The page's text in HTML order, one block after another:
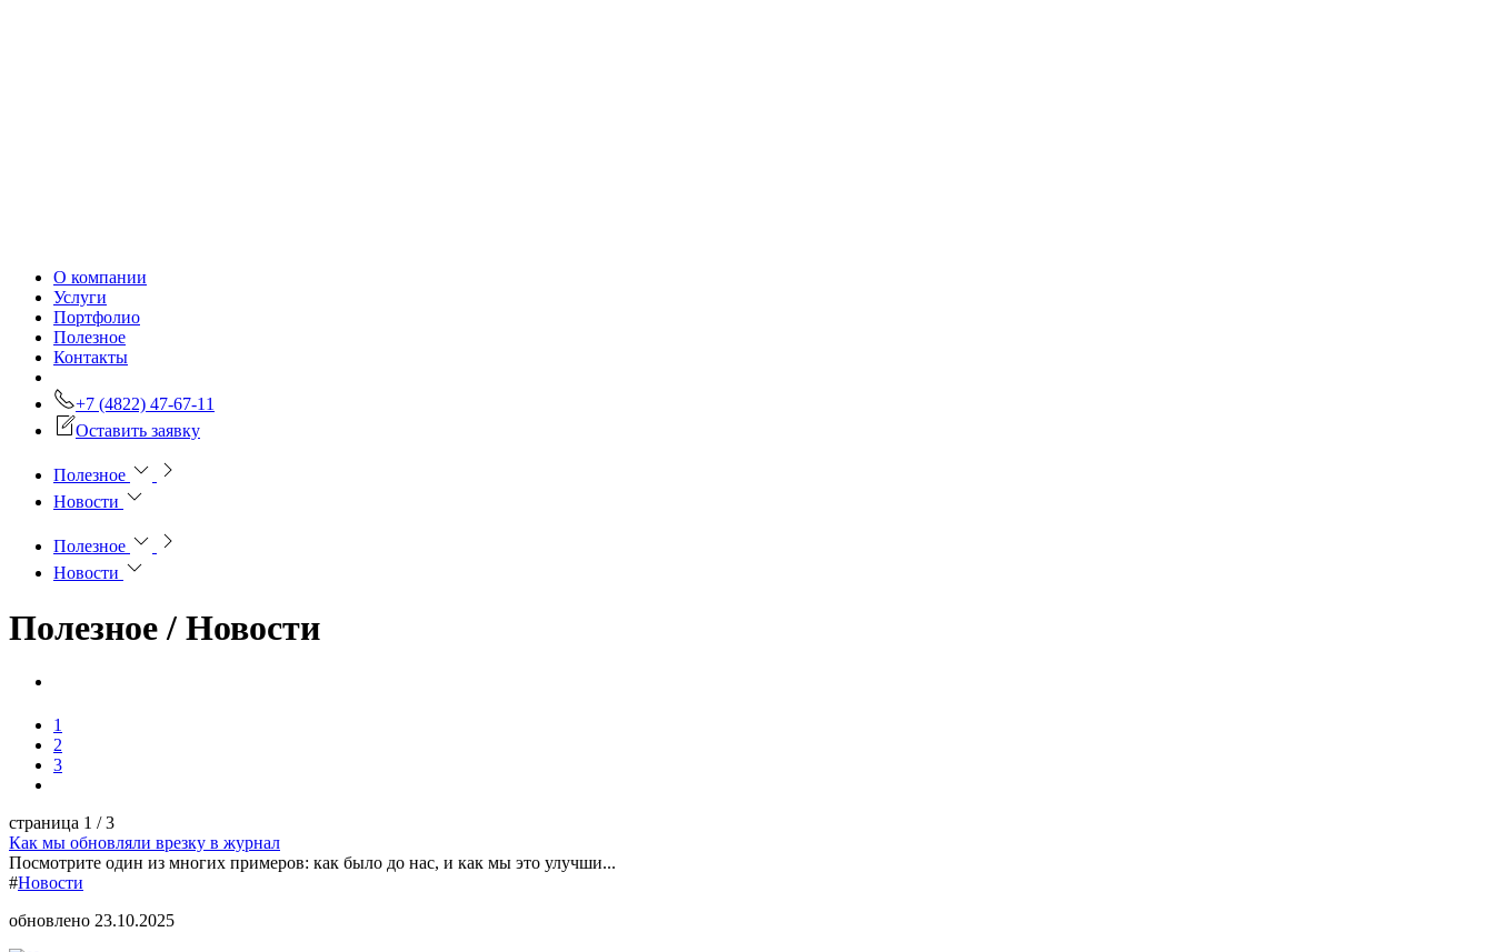
О компании
Услуги
Портфолио
Полезное
Контакты
+7 (4822) 47-67-11
Оставить заявку
Полезное
Новости
Полезное
Новости
Полезное / Новости
1
2
3
страница 1 / 3
Как мы обновляли врезку в журнал
Посмотрите один из многих примеров: как было до нас, и как мы это улучши...
#Новости
обновлено 23.10.2025